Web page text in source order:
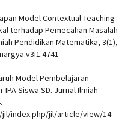
Model Contextual Teaching
terhadap Pemecahan Masalah
Pendidikan Matematika, 3(1),
Model Pembelajaran
Siswa SD. Jurnal Ilmiah
index.php/jil/article/view/14